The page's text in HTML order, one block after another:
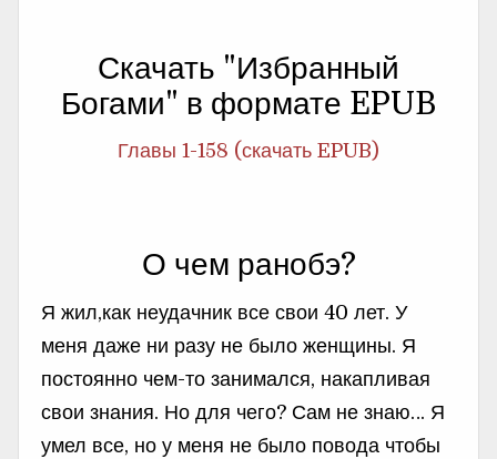
Скачать "Избранный
Богами" в формате EPUB
Главы 1-158 (скачать EPUB)
О чем ранобэ?
Я жил,как неудачник все свои 40 лет. У
меня даже ни разу не было женщины. Я
постоянно чем-то занимался, накапливая
свои знания. Но для чего? Сам не знаю… Я
умел все, но у меня не было повода чтобы